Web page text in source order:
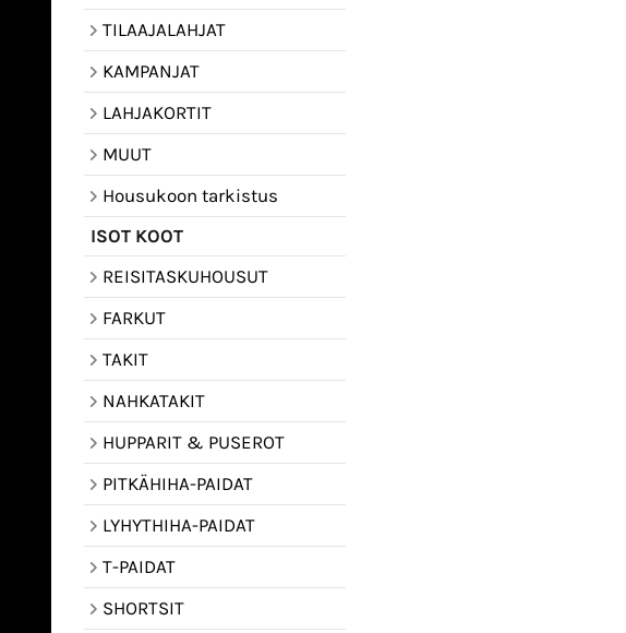
TILAAJALAHJAT
KAMPANJAT
LAHJAKORTIT
MUUT
Housukoon tarkistus
ISOT KOOT
REISITASKUHOUSUT
FARKUT
TAKIT
NAHKATAKIT
HUPPARIT & PUSEROT
PITKÄHIHA-PAIDAT
LYHYTHIHA-PAIDAT
T-PAIDAT
SHORTSIT